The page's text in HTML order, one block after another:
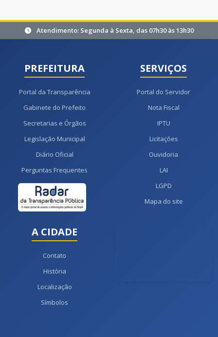
Atendimento: Segunda à Sexta, das 07h30 às 13h30
PREFEITURA
Portal da Transparência
Gabinete do Prefeito
Secretarias e Órgãos
Legislação Municipal
Diário Oficial
Perguntas Frequentes
SERVIÇOS
Portal do Servidor
Nota Fiscal
IPTU
Licitações
Ouvidoria
LAI
LGPD
Mapa do site
A CIDADE
Contato
História
Localização
Símbolos